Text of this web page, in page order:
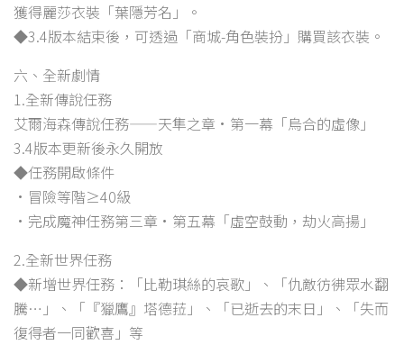
獲得麗莎衣裝「葉隱芳名」。
◆3.4版本結束後，可透過「商城-角色裝扮」購買該衣裝。
六、全新劇情
1.全新傳說任務
艾爾海森傳說任務——天隼之章·第一幕「烏合的虛像」
3.4版本更新後永久開放
◆任務開啟條件
•冒險等階≥40級
•完成魔神任務第三章·第五幕「虛空鼓動，劫火高揚」
2.全新世界任務
◆新增世界任務：「比勒琪絲的哀歌」、「仇敵彷彿眾水翻
騰…」、「『獵鷹』塔德菈」、「已逝去的末日」、「失而
復得者一同歡喜」等